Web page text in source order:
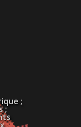
;
;